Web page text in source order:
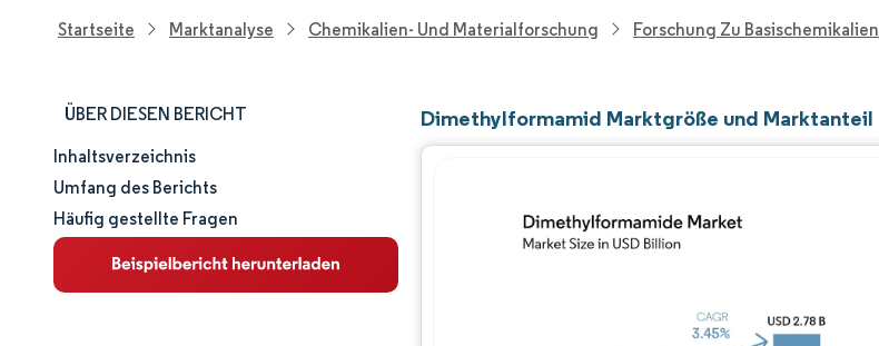
Startseite Marktanalyse Chemikalien- Und Materialforschung Forschung Zu Basischemikalien
ÜBER DIESEN BERICHT
Marktgröße und -anteil
Marktanalyse
Trends und Einblicke
Inhaltsverzeichnis
Umfang des Berichts
Häufig gestellte Fragen
Dimethylformamid Marktgröße und Marktanteil